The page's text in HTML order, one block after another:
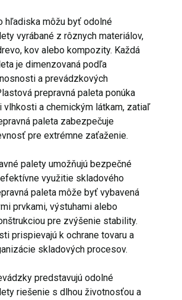
hľadiska môžu byť odolné
vyrábané z rôznych materiálov,
kov alebo kompozity. Každá
je dimenzovaná podľa
a prevádzkových
prepravná paleta ponúka
a chemickým látkam, zatiaľ
paleta zabezpečuje
pre extrémne zaťaženie.
palety umožňujú bezpečné
využitie skladového
paleta môže byť vybavená
prvkami, výstuhami alebo
pre zvýšenie stability.
prispievajú k ochrane tovaru a
skladových procesov.
predstavujú odolné
riešenie s dlhou životnosťou a